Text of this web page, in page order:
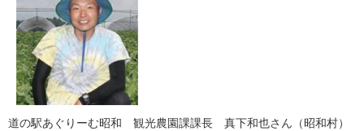
道の駅あぐりーむ昭和 観光農園課課長 真下和也さん（昭和村）